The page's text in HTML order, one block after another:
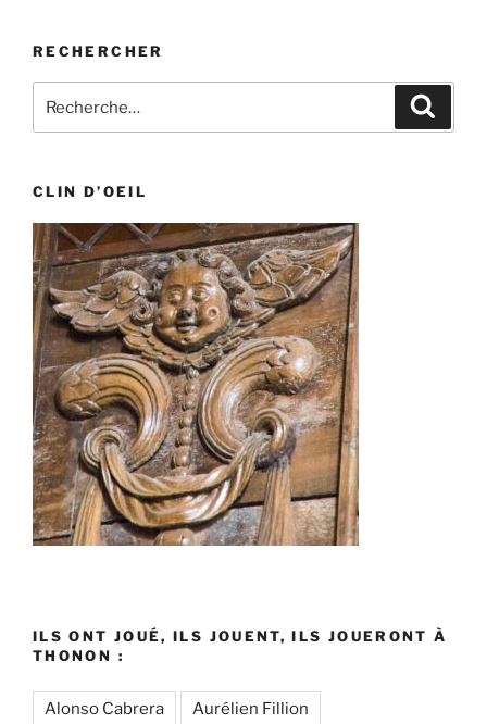
RECHERCHER
pour
CLIN D’OEIL
ILS ONT JOUÉ, ILS JOUENT, ILS JOUERONT À
THONON :
Alonso Cabrera Aurélien Fillion